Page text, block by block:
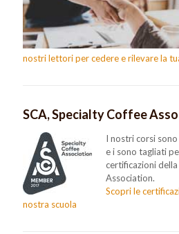
nostri lettori per cedere e rilevare la
SCA, Specialty Coffee
I nostri corsi
e i sono tagliati
certificazioni
Association.
Scopri le
nostra scuola